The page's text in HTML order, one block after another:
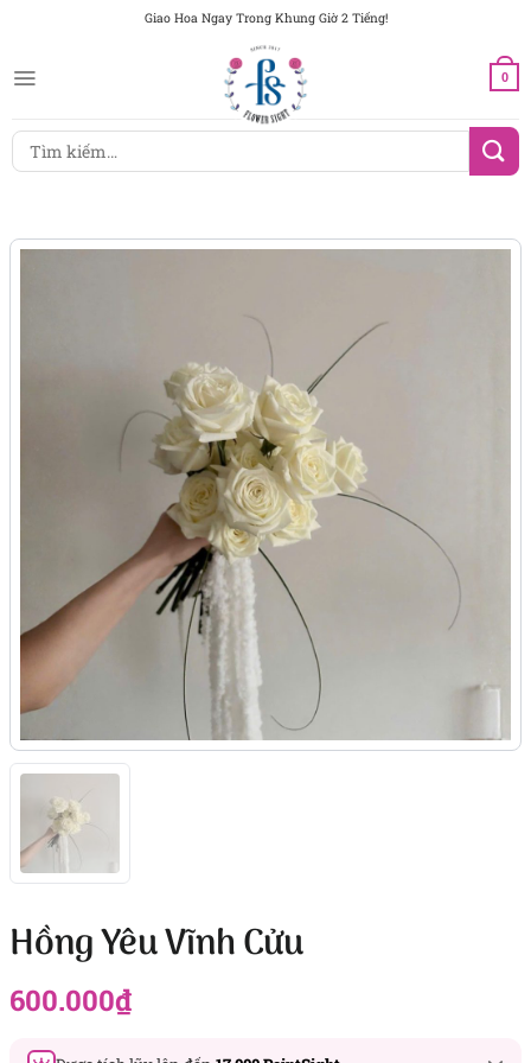
dung
Giao Hoa Ngay Trong Khung Giờ 2 Tiếng!
0
Tìm
kiếm:
Hồng Yêu Vĩnh Cửu
600.000₫